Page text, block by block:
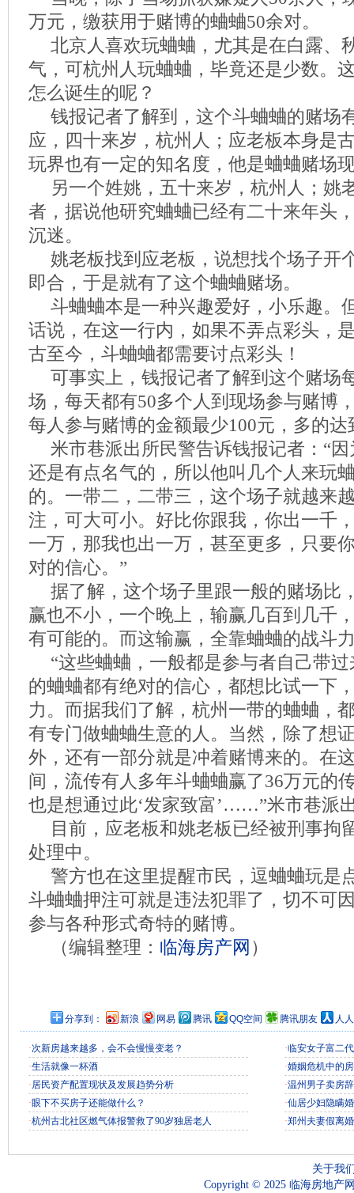
万元，缴获用于赌博的蛐蛐50余对。
北京人喜欢玩蛐蛐，尤其是在白露、
气，可杭州人玩蛐蛐，毕竟还是少数。
怎么诞生的呢？
钱报记者了解到，这个斗蛐蛐的赌场
应，四十来岁，杭州人；应老板本身是
玩界也有一定的知名度，他是蛐蛐赌场
另一个姓姚，五十来岁，杭州人；姚
者，据说他研究蛐蛐已经有二十来年头
沉迷。
姚老板找到应老板，说想找个场子开
即合，于是就有了这个蛐蛐赌场。
斗蛐蛐本是一种兴趣爱好，小乐趣。
话说，在这一行内，如果不弄点彩头，
古至今，斗蛐蛐都需要讨点彩头！
可事实上，钱报记者了解到这个赌场
场，每天都有50多个人到现场参与赌博
每人参与赌博的金额最少100元，多的达
米市巷派出所民警告诉钱报记者：“
还是有点名气的，所以他叫几个人来玩
的。一带二，二带三，这个场子就越来
注，可大可小。好比你跟我，你出一千
一万，那我也出一万，甚至更多，只要
对的信心。”
据了解，这个场子里跟一般的赌场比
赢也不小，一个晚上，输赢几百到几千
有可能的。而这输赢，全靠蛐蛐的战斗
“这些蛐蛐，一般都是参与者自己带
的蛐蛐都有绝对的信心，都想比试一下
力。而据我们了解，杭州一带的蛐蛐，
有专门做蛐蛐生意的人。当然，除了想
外，还有一部分就是冲着赌博来的。在
间，流传有人多年斗蛐蛐赢了36万元的
也是想通过此‘发家致富’……”米市巷派
目前，应老板和姚老板已经被刑事拘
处理中。
警方也在这里提醒市民，逗蛐蛐玩是
斗蛐蛐押注可就是违法犯罪了，切不可
参与各种形式奇特的赌博。
（编辑整理： 临海房产网 ）
分享到： 新浪 网易 腾讯 QQ空间 腾讯朋友 人
·次新房越来越多，会不会慢慢变老？
·生活就像一杯酒
·居民资产配置现状及发展趋势分析
·眼下不买房子还能做什么？
·杭州古北社区燃气体报警救了90岁独居老人
·临安女子富二
·婚姻危机中的
·温州男子卖房
·仙居少妇隐瞒
·郑州夫妻假离
关于我
Copyright © 2025 临海房地产